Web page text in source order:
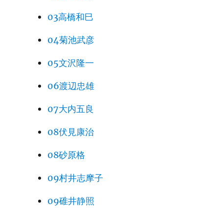
03高橋和巳
04菊池武彦
05文沢隆一
06渡辺忠雄
07大内五良
08伏見康治
08砂原格
09村井志摩子
09碓井静照